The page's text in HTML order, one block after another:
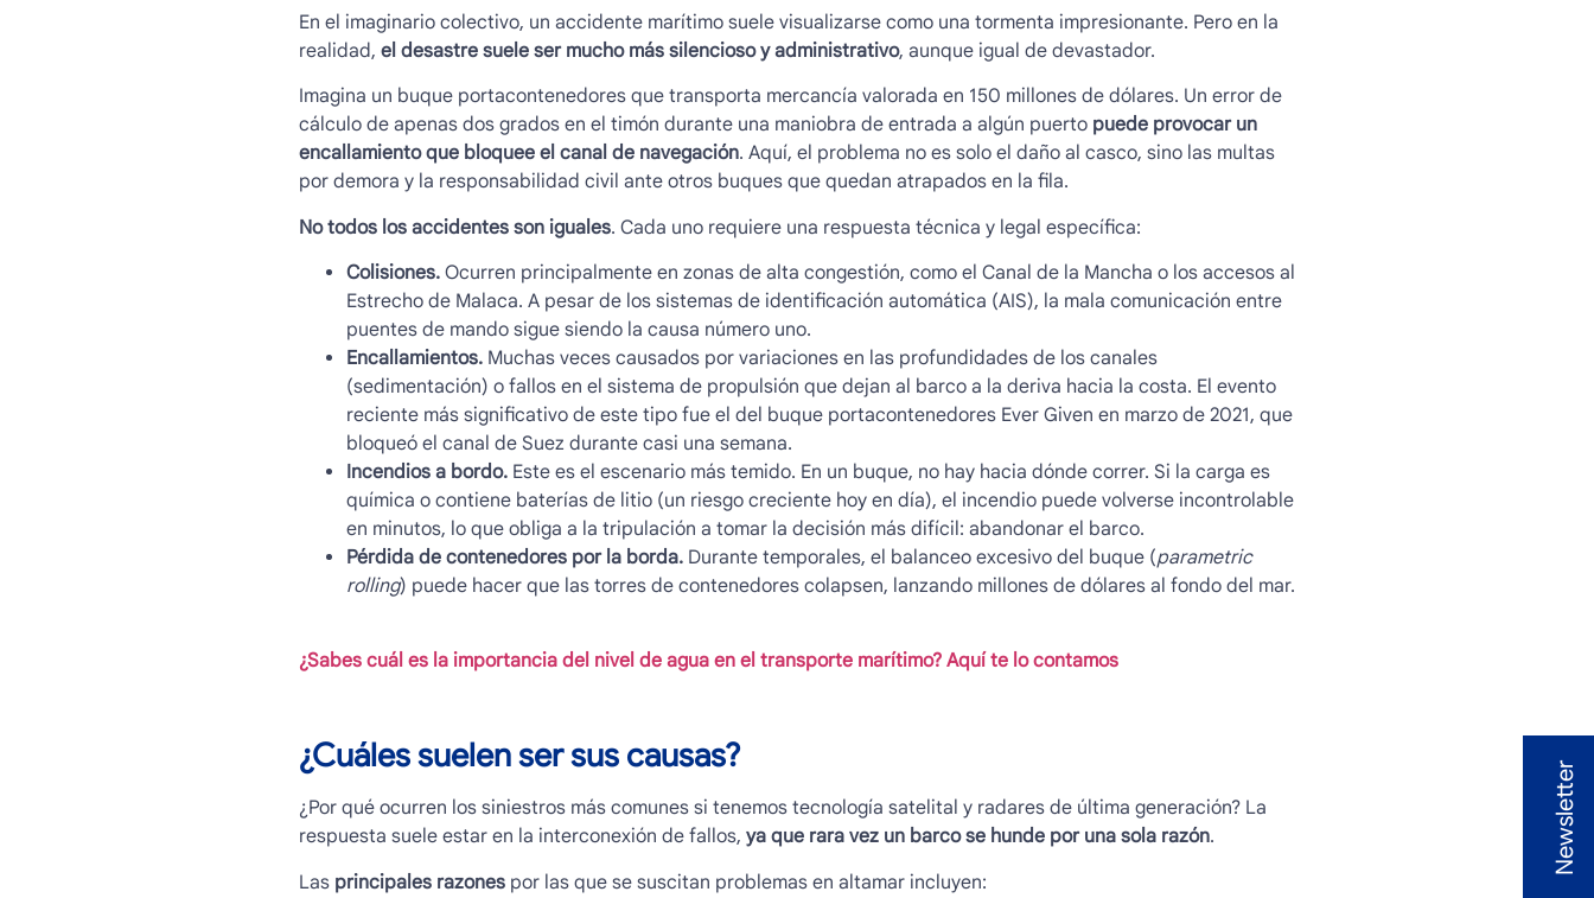
En el imaginario colectivo, un accidente marítimo suele visualizarse como una tormenta impresionante. Pero en la
realidad, el desastre suele ser mucho más silencioso y administrativo, aunque igual de devastador.
Imagina un buque portacontenedores que transporta mercancía valorada en 150 millones de dólares. Un error de
cálculo de apenas dos grados en el timón durante una maniobra de entrada a algún puerto puede provocar un
encallamiento que bloquee el canal de navegación. Aquí, el problema no es solo el daño al casco, sino las multas
por demora y la responsabilidad civil ante otros buques que quedan atrapados en la fila.
No todos los accidentes son iguales. Cada uno requiere una respuesta técnica y legal específica:
Colisiones.Ocurren principalmente en zonas de alta congestión, como el Canal de la Mancha o los accesos al
Estrecho de Malaca. A pesar de los sistemas de identificación automática (AIS), la mala comunicación entre
puentes de mando sigue siendo la causa número uno.
Encallamientos.Muchas veces causados por variaciones en las profundidades de los canales
(sedimentación) o fallos en el sistema de propulsión que dejan al barco a la deriva hacia la costa. El evento
reciente más significativo de este tipo fue el del buque portacontenedores Ever Given en marzo de 2021, que
bloqueó el canal de Suez durante casi una semana.
Incendios a bordo.Este es el escenario más temido. En un buque, no hay hacia dónde correr. Si la carga es
química o contiene baterías de litio (un riesgo creciente hoy en día), el incendio puede volverse incontrolable
en minutos, lo que obliga a la tripulación a tomar la decisión más difícil: abandonar el barco.
Pérdida de contenedores por la borda.Durante temporales, el balanceo excesivo del buque (parametric
rolling) puede hacer que las torres de contenedores colapsen, lanzando millones de dólares al fondo del mar.
¿Sabes cuál es la importancia del nivel de agua en el transporte marítimo? Aquí te lo contamos
¿Cuáles suelen ser sus causas?
¿Por qué ocurren los siniestros más comunessi tenemos tecnología satelital y radares de última generación? La
respuesta suele estar en la interconexión de fallos, ya que rara vez un barco se hunde por una sola razón.
Las principales razonespor las que se suscitan problemas en altamar incluyen:
Newsletter